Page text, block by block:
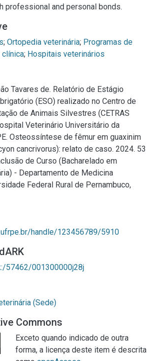
professional and personal bonds.
; Ortopedia veterinária; Programas de
clínica; Hospitais veterinários
Tavares de. Relatório de Estágio
(ESO) realizado no Centro de
de Animais Silvestres (CETRAS
Veterinário Universitário da
Osteossíntese de fêmur em guaxinim
cancrivorus): relato de caso. 2024. 53
de Curso (Bacharelado em
- Departamento de Medicina
Federal Rural de Pernambuco,
handle/123456789/5910
57462/001300000j28j
(Sede)
Commons
Exceto quando indicado de outra
forma, a licença deste item é descrita